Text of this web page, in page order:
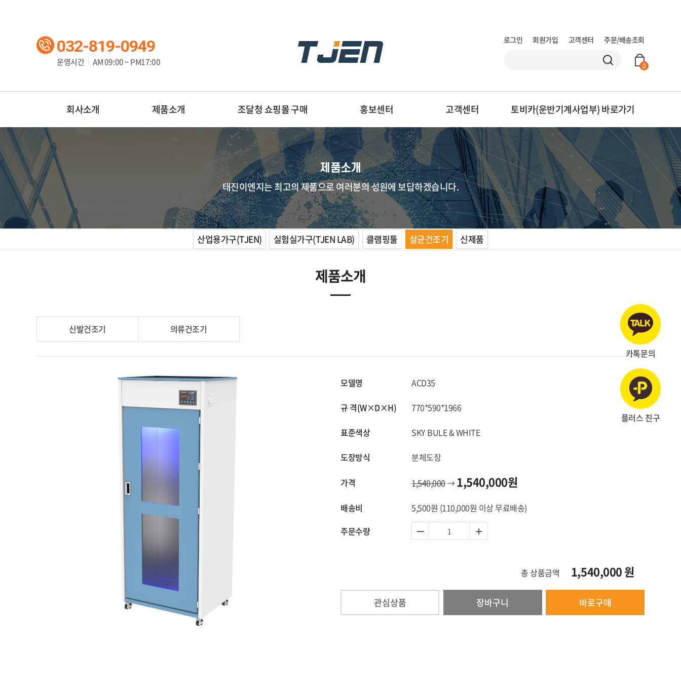
032-819-0949
운영시간 AM 09:00 ~ PM17:00
로그인 회원가입 고객센터 주문/배송조회
0
회사소개 제품소개 조달청 쇼핑몰 구매 홍보센터 고객센터 토비카(운반기계사업부)바로가기
제품소개
태진이엔지는 최고의 제품으로 여러분의 성원에 보답하겠습니다.
산업용가구(TJEN) 실험실가구(TJEN LAB) 클램핑툴 살균건조기 신제품
제품소개
신발건조기 의류건조기
모델명 ACD35
규 격(W×D×H) 770*590*1966
표준색상 SKY BULE & WHITE
도장방식 분체도장
가격 1,540,000→ 1,540,000원
배송비 5,500원 (110,000원 이상 무료배송)
주문수량
총 상품금액 1,540,000원
관심상품 장바구니 바로구매
카톡문의
플러스 친구